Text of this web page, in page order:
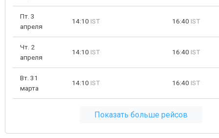
Пт. 3
апреля
14:10 IST 16:40 IST
Чт. 2
апреля
14:10 IST 16:40 IST
Вт. 31
марта
14:10 IST 16:40 IST
Показать больше рейсов